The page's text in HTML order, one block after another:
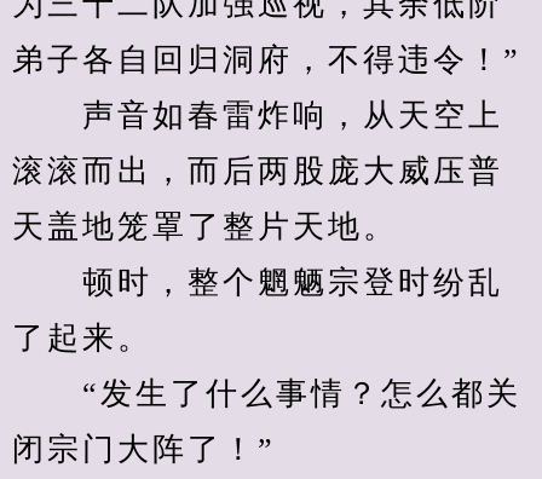
弟子各自回归洞府，不得违令！”
声音如春雷炸响，从天空上
滚滚而出，而后两股庞大威压普
天盖地笼罩了整片天地。
顿时，整个魍魉宗登时纷乱
了起来。
“发生了什么事情？怎么都关
闭宗门大阵了！”